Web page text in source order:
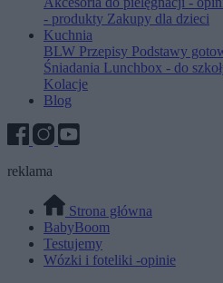
- produkty Zakupy dla dzieci
Kuchnia
BLW Przepisy Podstawy
Śniadania Lunchbox - do
Kolacje
Blog
reklama
Strona główna
BabyBoom
Testujemy
Wózki i foteliki -opinie